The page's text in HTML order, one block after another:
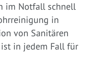
im Notfall schnell
in
von Sanitären
in jedem Fall für